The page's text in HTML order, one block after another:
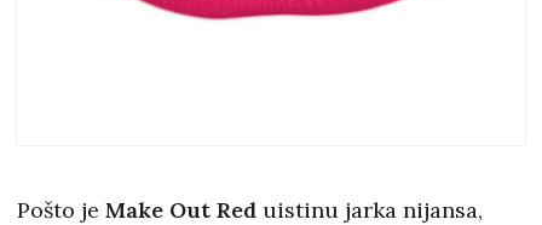
Pošto je Make Out Red uistinu jarka nijansa,